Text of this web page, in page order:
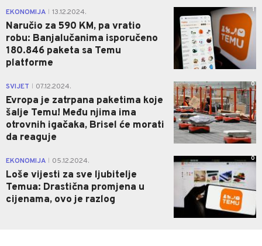
EKONOMIJA 13.12.2024.
Naručio za 590 KM, pa vratio
robu: Banjalučanima isporučeno
180.846 paketa sa Temu
platforme
1
SVIJET 07.12.2024.
Evropa je zatrpana paketima koje
šalje Temu! Među njima ima
otrovnih igačaka, Brisel će morati
da reaguje
0
EKONOMIJA 05.12.2024.
Loše vijesti za sve ljubitelje
Temua: Drastična promjena u
cijenama, ovo je razlog
0